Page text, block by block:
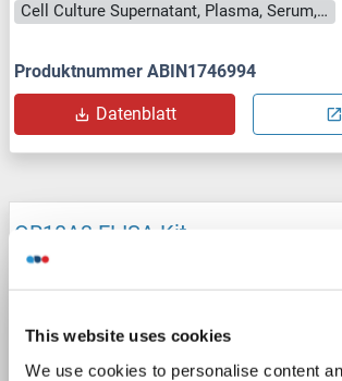
This website uses cookies
We use cookies to personalise content
Cell Culture Supernatant, Plasma, Serum, Tissue Homogenate
Produktnummer ABIN1746994
Datenblatt
OR10A3 ELISA Kit
OR10A3
Produktnummer ABIN1771791